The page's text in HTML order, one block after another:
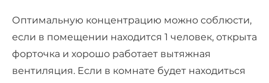
Оптимальную концентрацию можно соблюсти,
если в помещении находится 1 человек, открыта
форточка и хорошо работает вытяжная
вентиляция. Если в комнате будет находиться